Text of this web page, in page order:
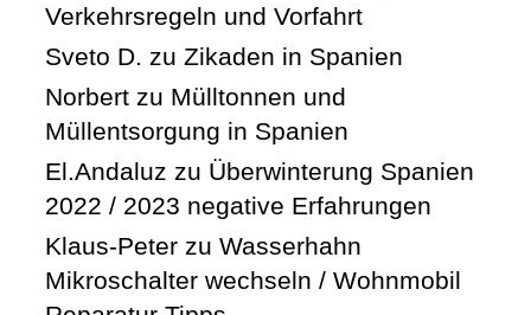
Verkehrsregeln und Vorfahrt
Sveto D. zu Zikaden in Spanien
Norbert zu Mülltonnen und
Müllentsorgung in Spanien
El.Andaluz zu Überwinterung Spanien
2022 / 2023 negative Erfahrungen
Klaus-Peter zu Wasserhahn
Mikroschalter wechseln / Wohnmobil